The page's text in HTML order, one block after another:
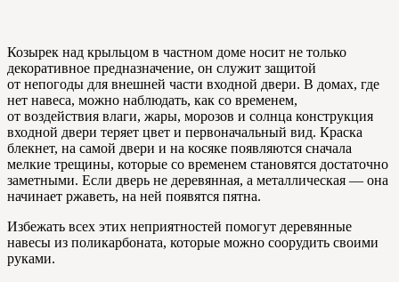
Козырек над крыльцом в частном доме носит не только
декоративное предназначение, он служит защитой
от непогоды для внешней части входной двери. В домах, где
нет навеса, можно наблюдать, как со временем,
от воздействия влаги, жары, морозов и солнца конструкция
входной двери теряет цвет и первоначальный вид. Краска
блекнет, на самой двери и на косяке появляются сначала
мелкие трещины, которые со временем становятся достаточно
заметными. Если дверь не деревянная, а металлическая — она
начинает ржаветь, на ней появятся пятна.
Избежать всех этих неприятностей помогут деревянные
навесы из поликарбоната, которые можно соорудить своими
руками.